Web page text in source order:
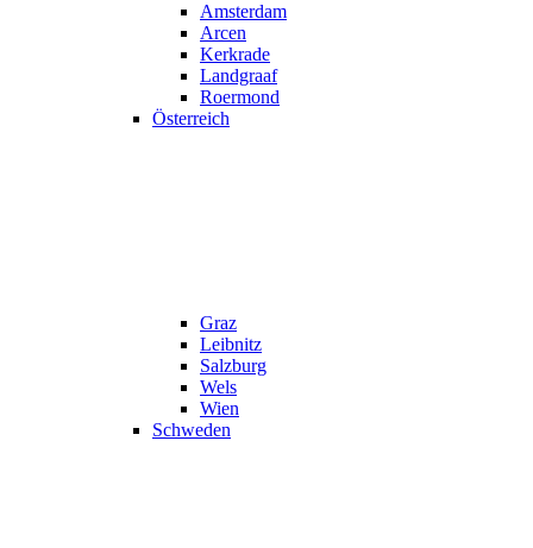
Amsterdam
Arcen
Kerkrade
Landgraaf
Roermond
Österreich
Graz
Leibnitz
Salzburg
Wels
Wien
Schweden